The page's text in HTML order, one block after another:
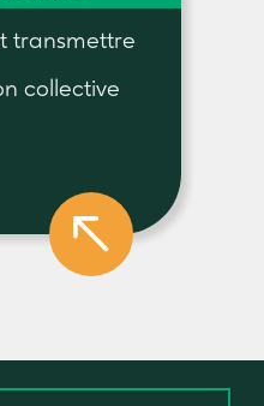
transmettre
collective